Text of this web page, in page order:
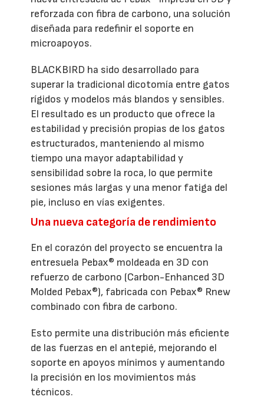
reforzada con fibra de carbono, una solución
diseñada para redefinir el soporte en
microapoyos.
BLACKBIRD ha sido desarrollado para
superar la tradicional dicotomía entre gatos
rígidos y modelos más blandos y sensibles.
El resultado es un producto que ofrece la
estabilidad y precisión propias de los gatos
estructurados, manteniendo al mismo
tiempo una mayor adaptabilidad y
sensibilidad sobre la roca, lo que permite
sesiones más largas y una menor fatiga del
pie, incluso en vías exigentes.
Una nueva categoría de rendimiento
En el corazón del proyecto se encuentra la
entresuela Pebax® moldeada en 3D con
refuerzo de carbono (Carbon-Enhanced 3D
Molded Pebax®), fabricada con Pebax® Rnew
combinado con fibra de carbono.
Esto permite una distribución más eficiente
de las fuerzas en el antepié, mejorando el
soporte en apoyos mínimos y aumentando
la precisión en los movimientos más
técnicos.